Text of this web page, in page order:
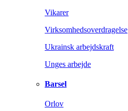
Vikarer
Virksomhedsoverdragelse
Ukrainsk arbejdskraft
Unges arbejde
Barsel
Orlov